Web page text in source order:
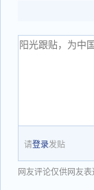
请登录发贴
网友评论仅供网友